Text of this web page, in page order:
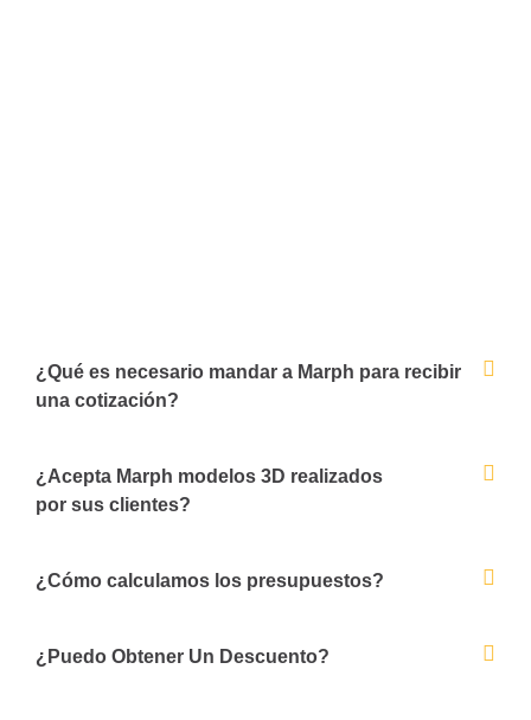
¿Qué es necesario mandar a Marph para recibir
una cotización?
¿Acepta Marph modelos 3D realizados
por sus clientes?
¿Cómo calculamos los presupuestos?
¿Puedo Obtener Un Descuento?